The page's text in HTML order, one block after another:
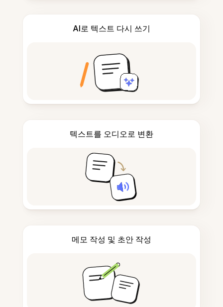
AI로 텍스트 다시 쓰기
텍스트를 오디오로 변환
메모 작성 및 초안 작성